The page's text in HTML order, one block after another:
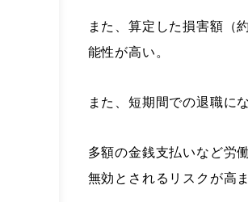
また、算定した損害額（
能性が高い。
また、短期間での退職に
多額の金銭支払いなど労
無効とされるリスクが高ま